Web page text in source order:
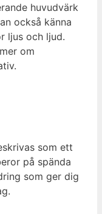
huvudvärk
också känna
ljus och ljud.
om
som ett
på spända
som ger dig